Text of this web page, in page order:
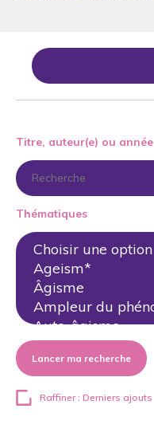
Titre, auteur(e) ou année
Thématiques
Lancer ma recherche
Raffiner : Derniers ajouts